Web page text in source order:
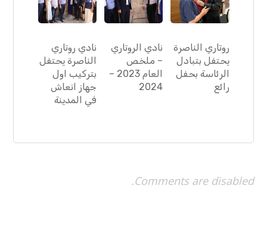
روتاري الناصرة
يحتفل بتبادل
الرئاسة بحفل
رائع
نادي الروتاري
– ملخص
العام 2023 –
2024
نادي روتاري
الناصرة يحتفل
بتركيب اول
جهاز انعاش
في المدينة
Comments are disabled.